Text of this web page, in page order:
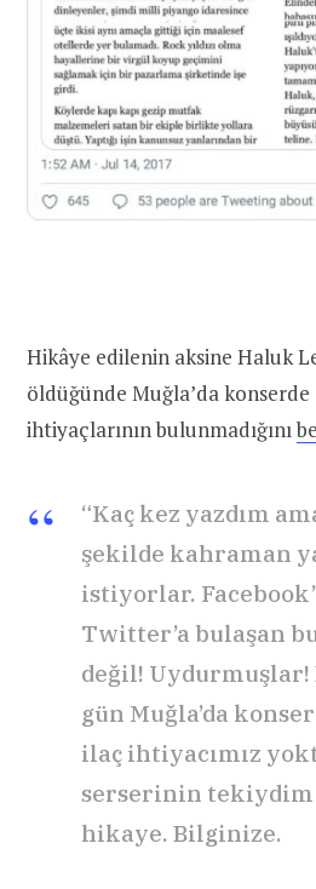
Hikâye edilenin aksine Haluk
öldüğünde Muğla’da
ihtiyaçlarının bulunmadığını
“Kaç kez yazdım
şekilde kahraman
istiyorlar.
Twitter’a bulaşan
değil! Uydurmuşlar!
gün Muğla’da
ilaç ihtiyacımız
serserinin tekiydim
hikaye. Bilginize.